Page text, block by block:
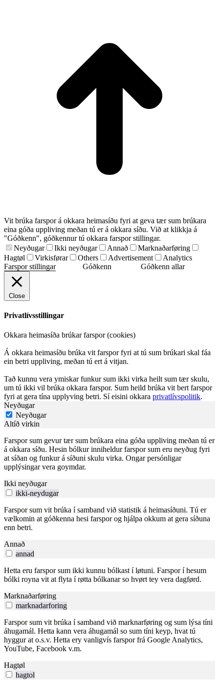
Vit brúka farspor á okkara heimasíðu fyri at geva tær sum brúkara
eina góða uppliving meðan tú er á okkara síðu. Við at klikkja á
"Góðkenn", góðkennur tú okkara farspor stillingar.
Neyðugar
Ikki neyðugar Annað
Marknaðarføring
Hagtøl
Virkisførar Others Advertisement
Analytics
Farspor stillingar
Góðkenn Góðkenn allar
Close
Privatlívsstillingar
Okkara heimasíða brúkar farspor (cookies)
Á okkara heimasíðu brúka vit farspor fyri at tú sum brúkari skal fáa
ein betri uppliving, meðan tú ert á vitjan.
Tað kunnu vera ymiskar funkur sum ikki virka heilt sum tær skulu,
um tú ikki vil brúka okkara farspor. Sum heild brúka vit bert farspor
fyri at gera tína upplyving betri. Sí eisini okkara privatlívspolitik.
Neyðugar
Neyðugar
Altíð virkin
Farspor sum gevur tær sum brúkara eina góða uppliving meðan tú er
á okkara síðu. Hesin bólkur inniheldur farspor sum eru neyðug fyri
at síðan og funkur á síðuni skulu virka. Ongar persónligar
upplýsingar vera goymdar.
Ikki neyðugar
ikki-neydugar
Farspor sum vit brúka í samband við statistik á heimasíðuni. Tú er
vælkomin at góðkenna hesi farspor og hjálpa okkum at gera síðuna
enn betri.
Annað
annad
Hetta eru farspor sum ikki kunnu bólkast í løtuni. Farspor í hesum
bólki royna vit at flyta í røtta bólkanar so hvørt tey vera dagførd.
Marknaðarføring
marknadarforing
Farspor sum vit brúka í samband við marknarføring og sum lýsa tíni
áhugamál. Hetta kann vera áhugamál so sum tíni keyp, hvat tú
hyggur at o.s.v. Hetta ery vanligvís farspor frá Google Analytics,
YouTube, Facebook v.m.
Hagtøl
hagtol